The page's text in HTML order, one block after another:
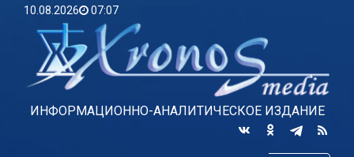
10.08.2026 07:07
ИНФОРМАЦИОННО-АНАЛИТИЧЕСКОЕ ИЗДАНИЕ